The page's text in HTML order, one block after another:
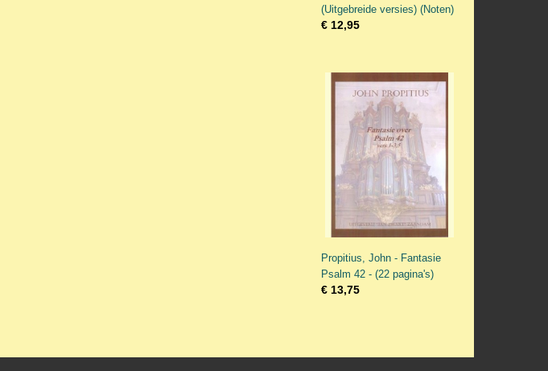
(Uitgebreide versies) (Noten)
€ 12,95
Propitius, John - Fantasie
Psalm 42 - (22 pagina's)
€ 13,75